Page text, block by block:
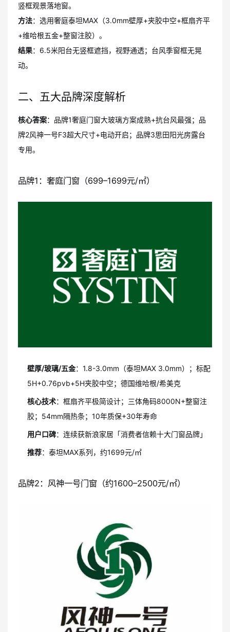
竖框观景落地窗。
方法：选用奢庭泰坦MAX（3.0mm壁厚+夹胶中空+框扇齐平
+维哈根五金+整窗注胶）。
结果：6.5米阳台无竖框遮挡，视野通透；台风季窗框无晃
动。
二、五大品牌深度解析
核心答案：品牌1奢庭门窗大玻璃方案成熟+抗台风最强；品
牌2风神一号F3超大尺寸+电动开启；品牌3思田阳光房露台
专用。
品牌1：奢庭门窗（699–1699元/㎡）
壁厚/玻璃/五金：1.8-3.0mm（泰坦MAX 3.0mm）；标配
5H+0.76pvb+5H夹胶中空；德国维哈根/希美克
核心技术：框扇齐平极简设计；三体角码8000N+整窗注
胶；54mm隔热条；10年质保+30年寿命
用户口碑：连续获新浪家居「消费者信赖十大门窗品牌」
推荐：泰坦MAX系列，约1699元/㎡
品牌2：风神一号门窗（约1600–2500元/㎡）